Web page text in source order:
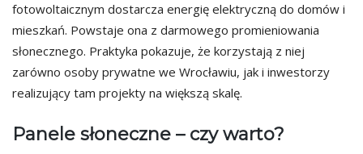
fotowoltaicznym dostarcza energię elektryczną do domów i
mieszkań. Powstaje ona z darmowego promieniowania
słonecznego. Praktyka pokazuje, że korzystają z niej
zarówno osoby prywatne we Wrocławiu, jak i inwestorzy
realizujący tam projekty na większą skalę.
Panele słoneczne – czy warto?